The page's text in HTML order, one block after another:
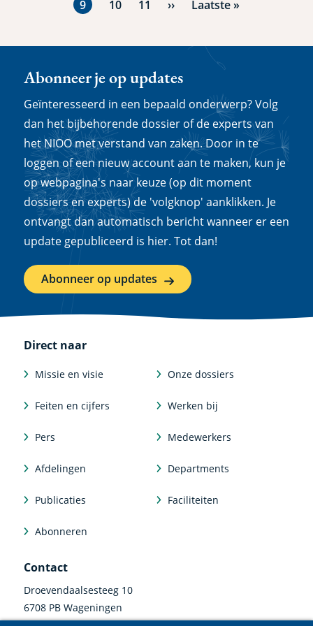
fellow' verbonden aan het NIOO.
Huidige
9 Pagina
10 Pagina
11
Volgende
››
Laatste
Laatste »
Abonneer je op updates
Geïnteresseerd in een bepaald onderwerp? Volg
dan het bijbehorende dossier of de experts van
het NIOO met verstand van zaken. Door in te
loggen of een nieuw account aan te maken, kun je
op webpagina's naar keuze (op dit moment
dossiers en experts) de 'volgknop' aanklikken. Je
ontvangt dan automatisch bericht wanneer er een
update gepubliceerd is hier. Tot dan!
Abonneer op updates
Direct naar
Missie en visie Onze dossiers
Feiten en cijfers Werken bij
Pers Medewerkers
Afdelingen Departments
Publicaties Faciliteiten
Abonneren
Contact
Droevendaalsesteeg 10
6708 PB Wageningen